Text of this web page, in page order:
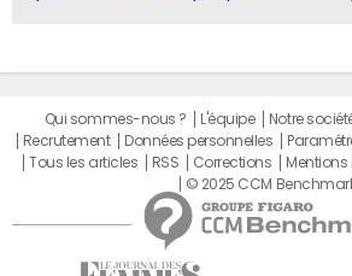
Qui sommes-nous ? L'équipe Notre
Recrutement
Données personnelles
Tous les articles
RSS Corrections Mentions
© 2025 CCM